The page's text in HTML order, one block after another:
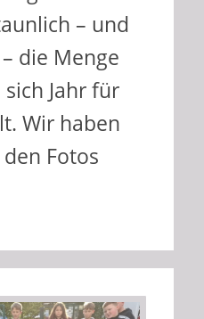
– und
die Menge
Jahr für
Wir haben
Fotos